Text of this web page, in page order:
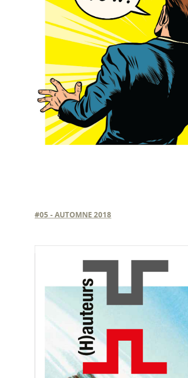
#05 - AUTOMNE 2018